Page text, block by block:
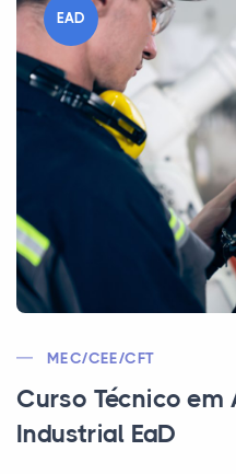
EAD
MEC/CEE/CFT
Curso Técnico em
Industrial EaD